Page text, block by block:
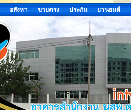
อสังหา ขายตรง ประกัน ยานยนต์